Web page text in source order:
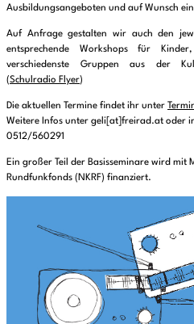
Ausbildungsangeboten und auf Wunsch
Auf Anfrage gestalten wir auch den
entsprechende Workshops für
verschiedenste Gruppen aus der
(Schulradio Flyer)
Die aktuellen Termine findet ihr unter
Weitere Infos unter geli[at]freirad.at oder
0512/560291
Ein großer Teil der Basisseminare wird mit
Rundfunkfonds (NKRF) finanziert.